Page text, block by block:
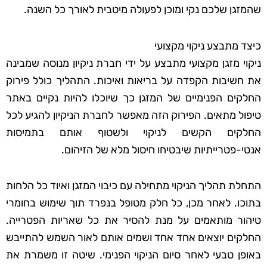
שהמזגן שלכם נקי ומוכן לפעולה מיטבית לאורך כל השנה.
כיצד מתבצע ניקוי מקצועי
ניקוי מזגן מקצועי מתבצע על ידי חברת ניקיון מנוסה שמבינה
את חשיבות הקפדה על בריאות ואיכות. התהליך כולל פירוק
החלקים הפנימיים של המזגן כך שיוכלו להיות נקיים באתר
טיפול מתאים. הפירוק הזה מאפשר לחברת הניקיון להגיע לכל
החלקים הקשים לניקוי ולשטוף אותם בתמיסות
אנטי-פטרייתיות שיבטיחו חיסול מלא של הזיהום.
התחלת תהליך הניקוי מתחילה עם כיבוי המזגן ואיוד כל הלחות
בתוכו. לאחר מכן, כל חלק מטופל בנפרד תוך שימוש בחומרי
טיהור מותאמים על מנת להסיר את כל שאריות הפטרייה.
החלקים יוצאים אחד אחד ושמים אותם לאור השמש להתייבש
באופן טבעי לאחר סיום הניקוי הפנימי. שיטה זו משמרת את